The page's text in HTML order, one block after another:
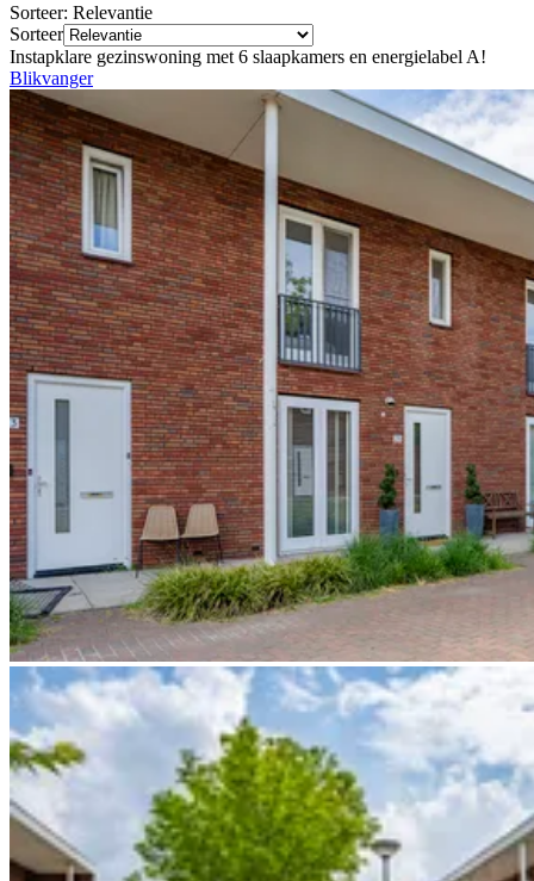
Sorteer: Relevantie
Sorteer
Instapklare gezinswoning met 6 slaapkamers en energielabel A!
Blikvanger